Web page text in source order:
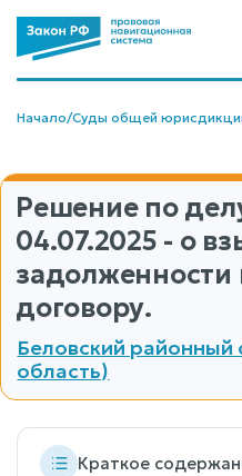
Начало/Суды общей
Решение по
04.07.2025 - о
договору.
Беловский районный
область)
Краткое